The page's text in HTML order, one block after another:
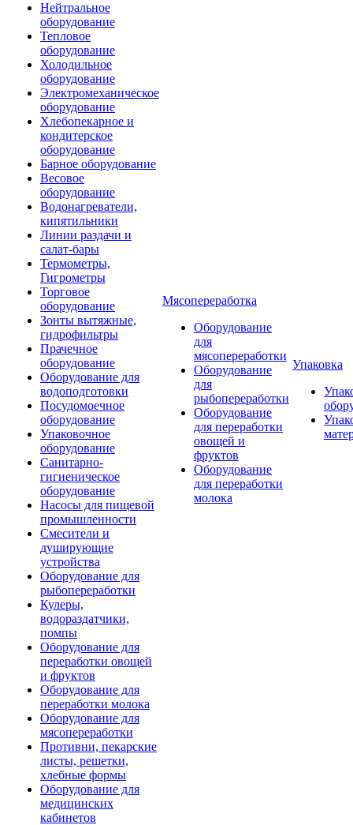
Нейтральное
оборудование
Тепловое
оборудование
Холодильное
оборудование
Электромеханическое
оборудование
Хлебопекарное и
кондитерское
оборудование
Барное оборудование
Весовое
оборудование
Водонагреватели,
кипятильники
Линии раздачи и
салат-бары
Термометры,
Гигрометры
Торговое
оборудование
Зонты вытяжные,
гидрофильтры
Прачечное
оборудование
Оборудование для
водоподготовки
Посудомоечное
оборудование
Упаковочное
оборудование
Санитарно-
гигиеническое
оборудование
Насосы для пищевой
промышленности
Смесители и
душирующие
устройства
Оборудование для
рыбопереработки
Кулеры,
водораздатчики,
помпы
Оборудование для
переработки овощей
и фруктов
Оборудование для
переработки молока
Оборудование для
мясопереработки
Противни, пекарские
листы, решетки,
хлебные формы
Оборудование для
медицинских
кабинетов
Мясопереработка
Оборудование
для
мясопереработки
Оборудование
для
рыбопереработки
Оборудование
для переработки
овощей и
фруктов
Оборудование
для переработки
молока
Упаковка